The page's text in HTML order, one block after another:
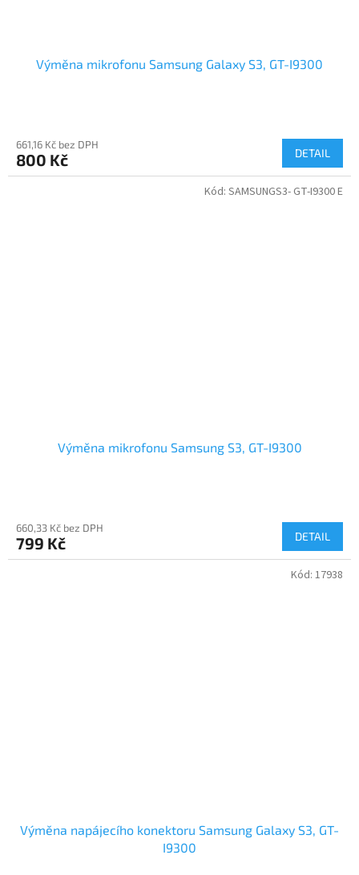
Výměna mikrofonu Samsung Galaxy S3, GT-I9300
661,16 Kč bez DPH
800 Kč DETAIL
Výměna mikrofonu Samsung S3, GT-I9300
660,33 Kč bez DPH
799 Kč DETAIL
Kód: SAMSUNGS3- GT-I9300 E
Výměna napájecího konektoru Samsung Galaxy S3, GT-
I9300
Kód: 17938